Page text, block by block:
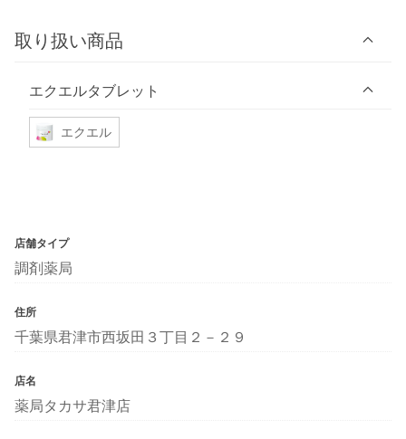
取り扱い商品
エクエルタブレット
エクエル
店舗タイプ
調剤薬局
住所
千葉県君津市西坂田３丁目２－２９
店名
薬局タカサ君津店